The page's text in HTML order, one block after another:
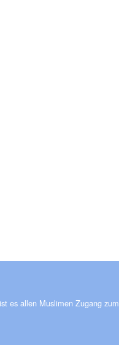
es allen Muslimen Zugang zum